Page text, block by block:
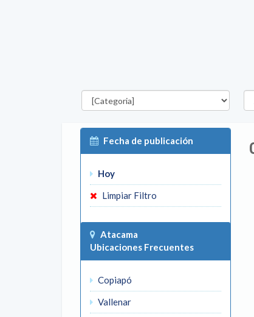
Categorías
Fecha de publicación
Hoy
Limpiar Filtro
Atacama
Ubicaciones Frecuentes
Copiapó
Vallenar